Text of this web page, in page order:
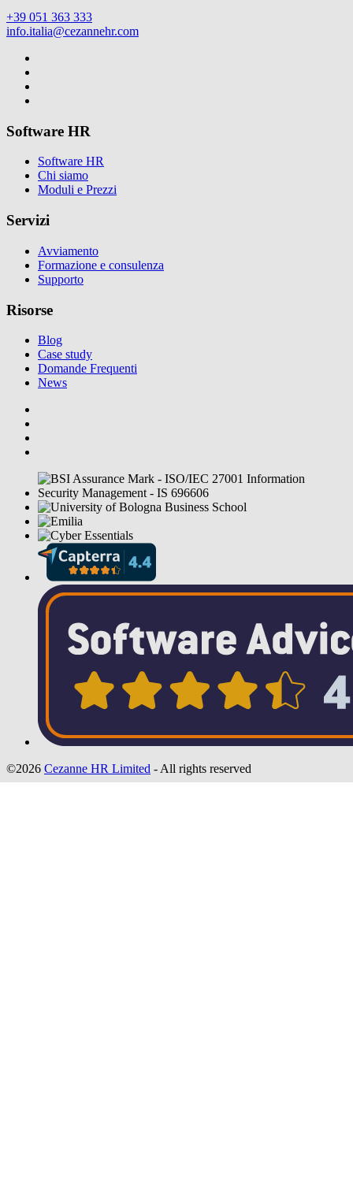
+39 051 363 333
info.italia@cezannehr.com
Software HR
Software HR
Chi siamo
Moduli e Prezzi
Servizi
Avviamento
Formazione e consulenza
Supporto
Risorse
Blog
Case study
Domande Frequenti
News
©2026 Cezanne HR Limited - All rights reserved